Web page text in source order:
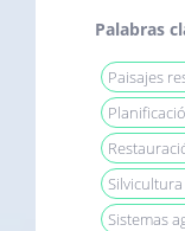
Palabras
Paisajes
Sistemas